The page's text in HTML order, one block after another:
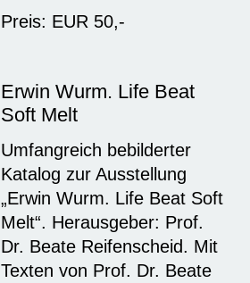
Preis: EUR 50,-
Erwin Wurm. Life Beat
Soft Melt
Umfangreich bebilderter
Katalog zur Ausstellung
„Erwin Wurm. Life Beat Soft
Melt“. Herausgeber: Prof.
Dr. Beate Reifenscheid. Mit
Texten von Prof. Dr. Beate